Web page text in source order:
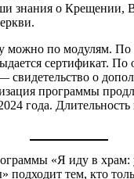
знания о Крещении,
можно по модулям. По
сертификат.
свидетельство о
программы
года.
«Я иду в храм:
подходит тем, кто